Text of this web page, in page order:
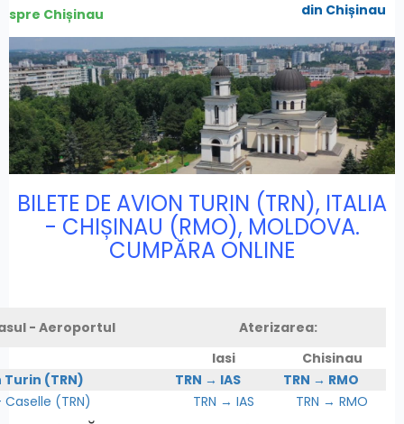
spre Chișinau din Chișinau
BILETE DE AVION TURIN (TRN), ITALIA
- CHIȘINAU (RMO), MOLDOVA.
CUMPĂRA ONLINE
- Aeroportul
Aterizarea:
Iasi
Chisinau
Turin (TRN)
TRN → IAS
TRN → RMO
(TRN)
TRN → IAS TRN → RMO